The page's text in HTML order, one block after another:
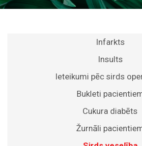
Infarkts
Insults
Ieteikumi pēc sirds
Bukleti
Cukura diabēts
Žurnāli